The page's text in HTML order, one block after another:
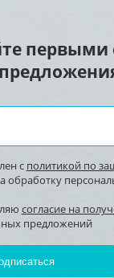
первыми
с политикой по
обработку
согласие на
предложений